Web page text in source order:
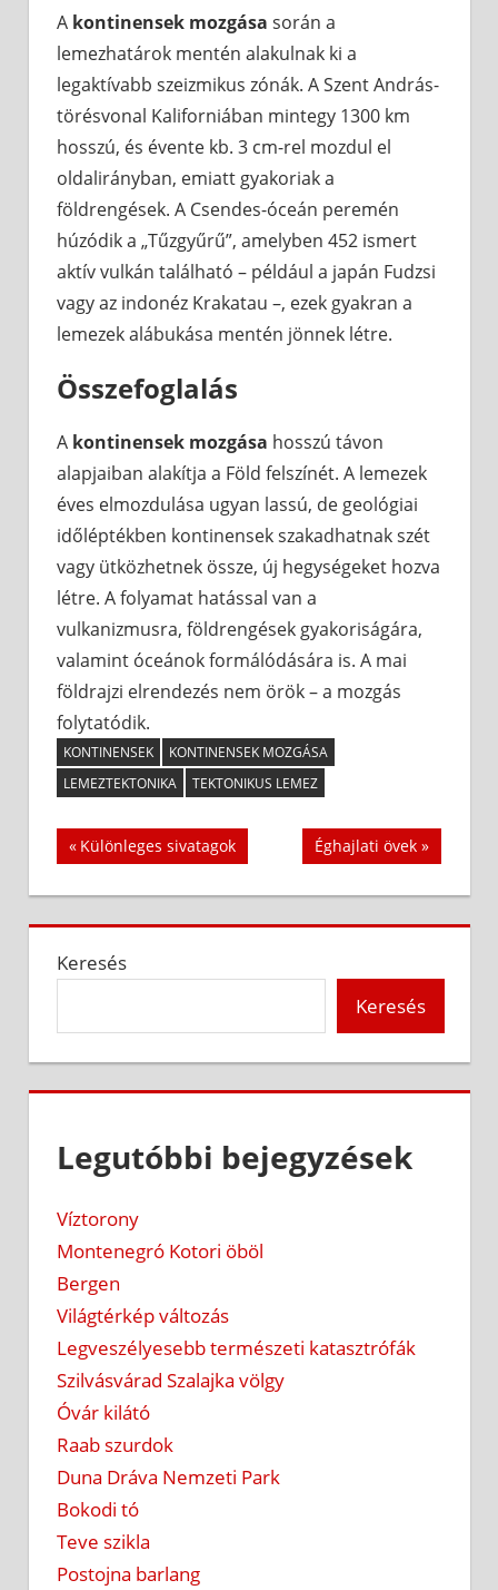
A kontinensek mozgása során a
lemezhatárok mentén alakulnak ki a
legaktívabb szeizmikus zónák. A Szent András-
törésvonal Kaliforniában mintegy 1300 km
hosszú, és évente kb. 3 cm-rel mozdul el
oldalirányban, emiatt gyakoriak a
földrengések. A Csendes-óceán peremén
húzódik a „Tűzgyűrű”, amelyben 452 ismert
aktív vulkán található – például a japán Fudzsi
vagy az indonéz Krakatau –, ezek gyakran a
lemezek alábukása mentén jönnek létre.
Összefoglalás
A kontinensek mozgása hosszú távon
alapjaiban alakítja a Föld felszínét. A lemezek
éves elmozdulása ugyan lassú, de geológiai
időléptékben kontinensek szakadhatnak szét
vagy ütközhetnek össze, új hegységeket hozva
létre. A folyamat hatással van a
vulkanizmusra, földrengések gyakoriságára,
valamint óceánok formálódására is. A mai
földrajzi elrendezés nem örök – a mozgás
folytatódik.
KONTINENSEK
KONTINENSEK MOZGÁSA
LEMEZTEKTONIKA
TEKTONIKUS LEMEZ
Bejegyzés
navigáció
Previous
Post:
Különleges sivatagok
Next
Post:
Éghajlati övek
Keresés
Keresés
Legutóbbi bejegyzések
Víztorony
Montenegró Kotori öböl
Bergen
Világtérkép változás
Legveszélyesebb természeti katasztrófák
Szilvásvárad Szalajka völgy
Óvár kilátó
Raab szurdok
Duna Dráva Nemzeti Park
Bokodi tó
Teve szikla
Postojna barlang